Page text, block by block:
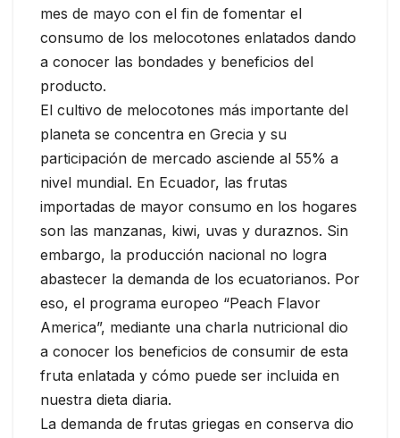
mes de mayo con el fin de fomentar el
consumo de los melocotones enlatados dando
a conocer las bondades y beneficios del
producto.
El cultivo de melocotones más importante del
planeta se concentra en Grecia y su
participación de mercado asciende al 55% a
nivel mundial. En Ecuador, las frutas
importadas de mayor consumo en los hogares
son las manzanas, kiwi, uvas y duraznos. Sin
embargo, la producción nacional no logra
abastecer la demanda de los ecuatorianos. Por
eso, el programa europeo “Peach Flavor
America”, mediante una charla nutricional dio
a conocer los beneficios de consumir de esta
fruta enlatada y cómo puede ser incluida en
nuestra dieta diaria.
La demanda de frutas griegas en conserva dio